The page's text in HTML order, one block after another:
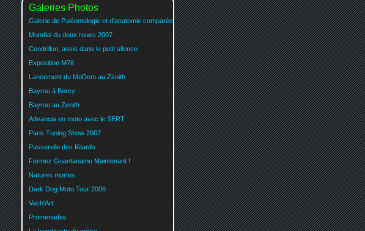
Galeries Photos
Galerie de Paléontologie et d'anatomie comparée
Mondial du deux roues 2007
Cendrillon, assis dans le petit silence
Exposition M76
Lancement du MoDem au Zénith
Bayrou à Bercy
Bayrou au Zenith
Advancia en moto avec le SERT
Paris Tuning Show 2007
Passerelle des fêtards
Fermez Guantanamo Maintenant !
Natures mortes
Dark Dog Moto Tour 2006
Vach'Art
Promenades